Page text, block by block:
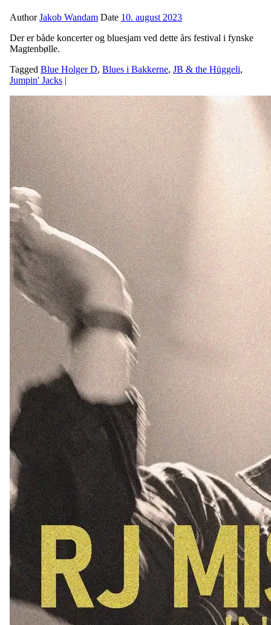
AuthorJakob Wandam Date 10. august 2023
Der er både koncerter og bluesjam ved dette års festival i fynske
Magtenbølle.
Tagged Blue Holger D, Blues i Bakkerne, JB & the Hüggeli,
Jumpin' Jacks |